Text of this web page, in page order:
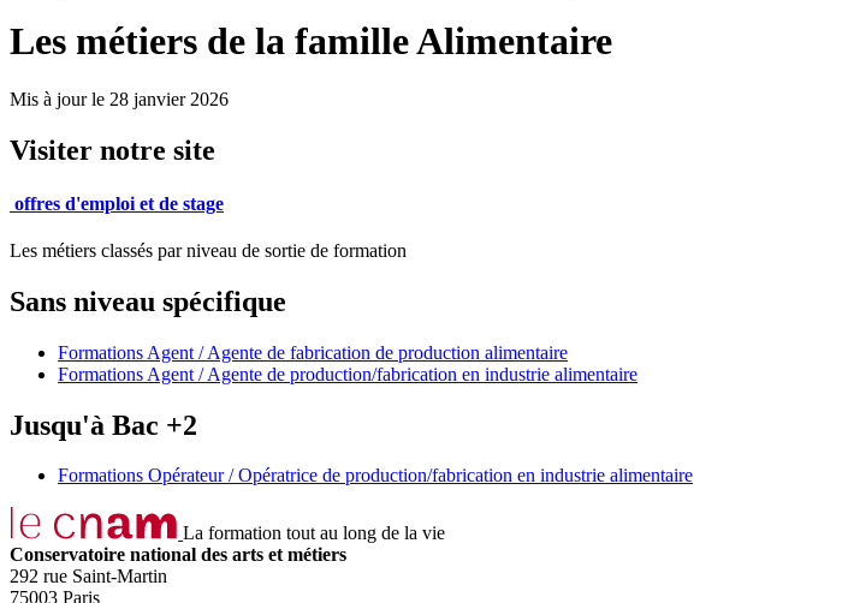
Les métiers de la famille Alimentaire
Mis à jour le 28 janvier 2026
Visiter notre site
offres d'emploi et de stage
Les métiers classés par niveau de sortie de formation
Sans niveau spécifique
Formations Agent / Agente de fabrication de production alimentaire
Formations Agent / Agente de production/fabrication en industrie alimentaire
Jusqu'à Bac +2
Formations Opérateur / Opératrice de production/fabrication en industrie alimentaire
La formation tout au long de la vie
Conservatoire national des arts et métiers
292 rue Saint-Martin
75003 Paris